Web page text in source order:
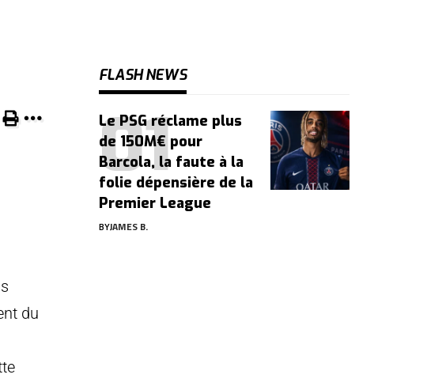
du
FLASH NEWS
Le PSG réclame plus
de 150M€ pour
Barcola, la faute à la
folie dépensière de la
Premier League
BYJAMES B.